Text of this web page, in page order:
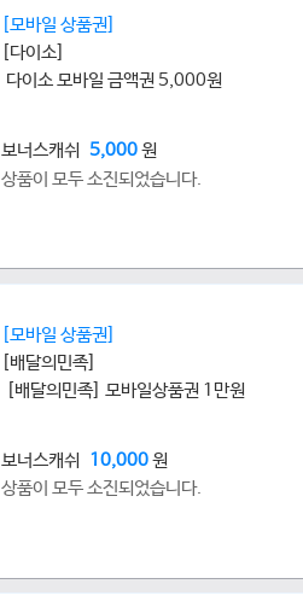
[모바일 상품권]
[다이소]
다이소 모바일 금액권 5,000원
보너스캐쉬 5,000원
상품이 모두 소진되었습니다.
[모바일 상품권]
[배달의민족]
[배달의민족] 모바일상품권 1만원
보너스캐쉬 10,000원
상품이 모두 소진되었습니다.